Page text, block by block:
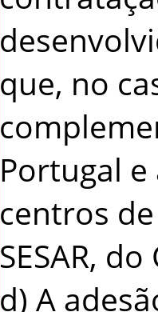
que, no
Portugal e
centros
SESAR,
d) A